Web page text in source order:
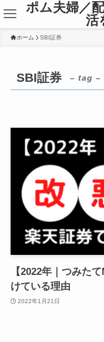
ポム夫婦／
活
ホーム SBI証券
SBI証券 – tag –
【2022年｜つみた
けている理由
2022年1月21日